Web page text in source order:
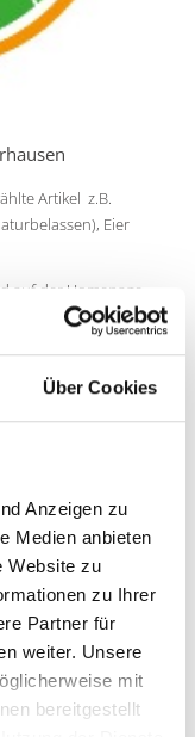
Über Cookies
Anzeigen zu
Medien anbieten
Website zu
zu Ihrer
Partner für
weiter. Unsere
mit
bereitgestellt
Artikel z.B.
Eier
auf der Homepage.
gegenüber)